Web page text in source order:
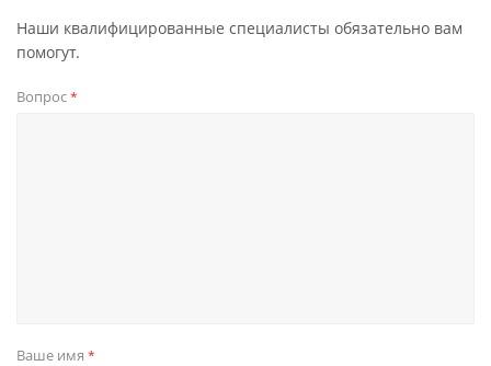
Наши квалифицированные специалисты обязательно вам
помогут.
Вопрос*
Ваше имя *